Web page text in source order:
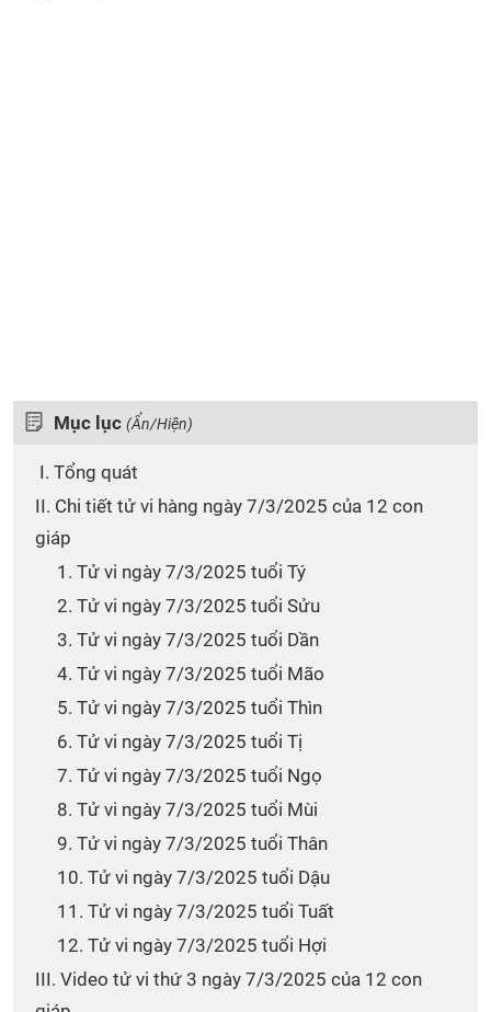
Mục lục (Ẩn/Hiện)
I. Tổng quát
II. Chi tiết tử vi hàng ngày 7/3/2025 của 12 con
giáp
1. Tử vi ngày 7/3/2025 tuổi Tý
2. Tử vi ngày 7/3/2025 tuổi Sửu
3. Tử vi ngày 7/3/2025 tuổi Dần
4. Tử vi ngày 7/3/2025 tuổi Mão
5. Tử vi ngày 7/3/2025 tuổi Thìn
6. Tử vi ngày 7/3/2025 tuổi Tị
7. Tử vi ngày 7/3/2025 tuổi Ngọ
8. Tử vi ngày 7/3/2025 tuổi Mùi
9. Tử vi ngày 7/3/2025 tuổi Thân
10. Tử vi ngày 7/3/2025 tuổi Dậu
11. Tử vi ngày 7/3/2025 tuổi Tuất
12. Tử vi ngày 7/3/2025 tuổi Hợi
III. Video tử vi thứ 3 ngày 7/3/2025 của 12 con